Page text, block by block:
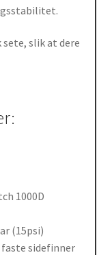
slik at dere
1000D
(15psi)
sidefinner